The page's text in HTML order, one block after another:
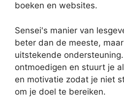
boeken en websites.
Sensei's manier van
beter dan de meeste,
uitstekende
ontmoedigen en stuurt je
en motivatie zodat je niet
om je doel te bereiken.